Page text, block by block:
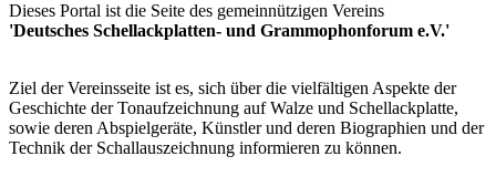
Dieses Portal ist die Seite des gemeinnützigen Vereins
'Deutsches Schellackplatten- und Grammophonforum e.V.'
Ziel der Vereinsseite ist es, sich über die vielfältigen Aspekte der
Geschichte der Tonaufzeichnung auf Walze und Schellackplatte,
sowie deren Abspielgeräte, Künstler und deren Biographien und der
Technik der Schallauszeichnung informieren zu können.